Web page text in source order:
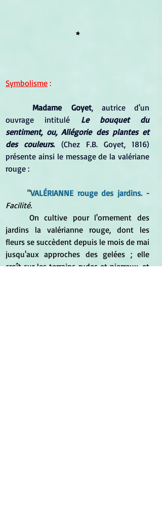
*
Symbolisme :
Madame Goyet, autrice d'un
ouvrage intitulé Le bouquet du
sentiment, ou, Allégorie des plantes et
des couleurs. (Chez F.B. Goyet, 1816)
présente ainsi le message de la valériane
rouge :
	"
VALÉRIANNE rouge des jardins. -
Facilité.
jardins la valérianne rouge, dont les
fleurs se succèdent depuis le mois de mai
jusqu'aux approches des gelées ; elle
croît sur les terrains rudes et pierreux, et